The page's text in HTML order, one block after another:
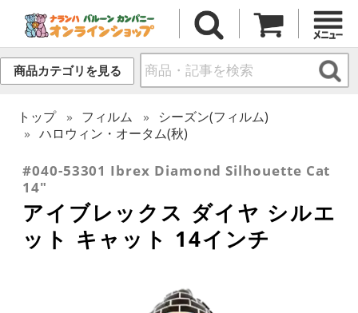
商品カテゴリを見る
トップ フィルム
シーズン(フィルム)
ハロウィン・オータム(秋)
#040-53301 Ibrex Diamond Silhouette Cat
14"
アイブレックス ダイヤ シルエ
ット キャット 14インチ